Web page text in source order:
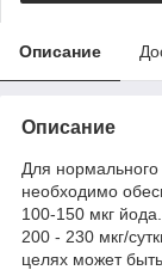
Описание
Описание
Для
необходимо
100-150 мкг
200 - 230 мкг/
целях может